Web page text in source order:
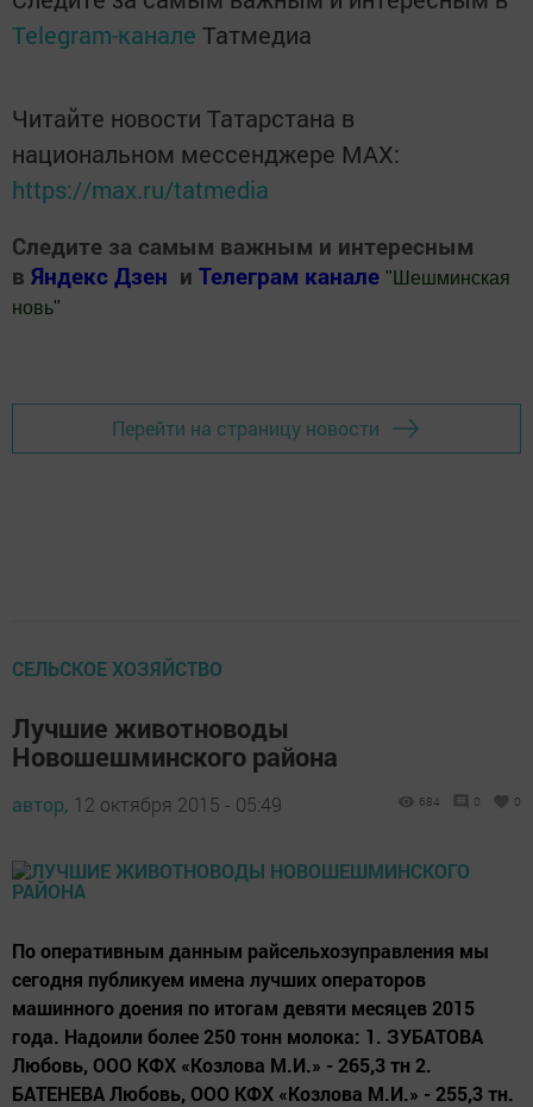
Telegram-канале Татмедиа
Читайте новости Татарстана в
национальном мессенджере MАХ:
https://max.ru/tatmedia
Следите за самым важным и интересным
в Яндекс Дзен и Телеграм канале " Шешминская
новь"
Перейти на страницу новости
СЕЛЬСКОЕ ХОЗЯЙСТВО
Лучшие животноводы
Новошешминского района
автор, 12 октября 2015 - 05:49 684 0 0
По оперативным данным райсельхозуправления мы
сегодня публикуем имена лучших операторов
машинного доения по итогам девяти месяцев 2015
года. Надоили более 250 тонн молока: 1. ЗУБАТОВА
Любовь, ООО КФХ «Козлова М.И.» - 265,3 тн 2.
БАТЕНЕВА Любовь, ООО КФХ «Козлова М.И.» - 255,3 тн.